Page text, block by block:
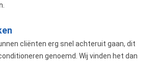
cliënten erg snel achteruit gaan, dit
genoemd. Wij vinden het dan